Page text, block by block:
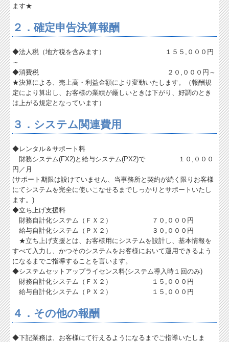
経営改善計画の策定支援
経営改善オンデマンド講座
TKCのFinTechサービス
ます★
２．確定申告決算報酬
◆法人税（地方税を含みます） １５５,０００円
～
◆消費税 ２０,０００円～
★決算による、売上高・利益金額により変動いたします。（報酬規
定により算出し、お客様の業績が厳しいときは下がり、好調のとき
は上がる規定となっています）
３．システム関連費用
◆レンタル＆サポート料
財務システム(FX2)と給与システム(PX2)で １０,０００
円／月
(サポート期限は設けていません、当事務所と契約が続く限りお客様
にてシステムを完全に使いこなせるまでしっかりとサポートいたし
ます。)
◆立ち上げ支援料
財務自計化システム（ＦＸ２） ７０,０００円
給与自計化システム（ＰＸ２） ３０,０００円
★立ち上げ支援とは、お客様用にシステムを設計し、基本情報を
すべて入力し、かつそのシステムをお客様において運用できるよう
になるまでご指導することを言います。
◆システムセットアップライセンス料(システム導入時１回のみ)
財務自計化システム（ＦＸ２） １５,０００円
給与自計化システム（ＰＸ２） １５,０００円
４．その他の報酬
◆下記業務は、お客様にて行えるようになるまでご指導いたしま